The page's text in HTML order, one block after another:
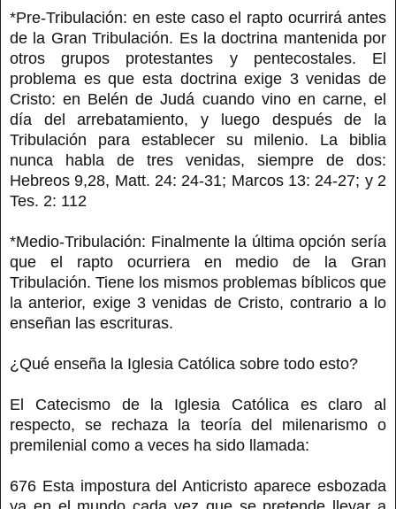
*Pre-Tribulación: en este caso el rapto ocurrirá antes
de la Gran Tribulación. Es la doctrina mantenida por
otros grupos protestantes y pentecostales. El
problema es que esta doctrina exige 3 venidas de
Cristo: en Belén de Judá cuando vino en carne, el
día del arrebatamiento, y luego después de la
Tribulación para establecer su milenio. La biblia
nunca habla de tres venidas, siempre de dos:
Hebreos 9,28, Matt. 24: 24-31; Marcos 13: 24-27; y 2
Tes. 2: 112
*Medio-Tribulación: Finalmente la última opción sería
que el rapto ocurriera en medio de la Gran
Tribulación. Tiene los mismos problemas bíblicos que
la anterior, exige 3 venidas de Cristo, contrario a lo
enseñan las escrituras.
¿Qué enseña la Iglesia Católica sobre todo esto?
El Catecismo de la Iglesia Católica es claro al
respecto, se rechaza la teoría del milenarismo o
premilenial como a veces ha sido llamada:
676 Esta impostura del Anticristo aparece esbozada